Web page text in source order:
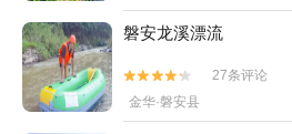
磐安龙溪漂流


27条评论
金华·磐安县